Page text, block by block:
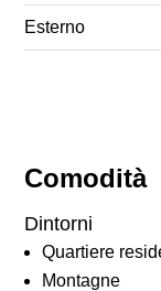
Comodità
Dintorni
Quartiere
Montagne
Esterno